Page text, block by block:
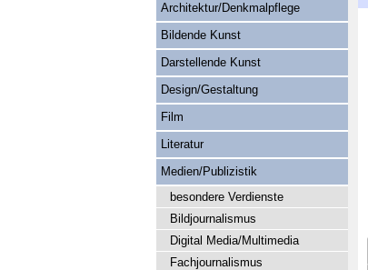
Architektur/Denkmalpflege
Bildende Kunst
Darstellende Kunst
Design/Gestaltung
Film
Literatur
Medien/Publizistik
besondere Verdienste
Bildjournalismus
Digital Media/Multimedia
Fachjournalismus